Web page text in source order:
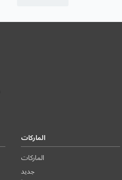
الماركات
الماركات
جديد